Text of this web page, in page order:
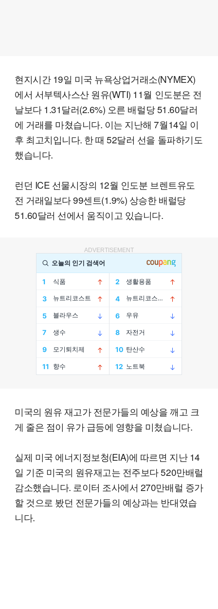
현지시간 19일 미국 뉴욕상업거래소(NYMEX)
에서 서부텍사스산 원유(WTI) 11월 인도분은 전
날보다 1.31달러(2.6%) 오른 배럴당 51.60달러
에 거래를 마쳤습니다. 이는 지난해 7월14일 이
후 최고치입니다. 한 때 52달러 선을 돌파하기도
했습니다.
런던 ICE 선물시장의 12월 인도분 브렌트유도
전 거래일보다 99센트(1.9%) 상승한 배럴당
51.60달러 선에서 움직이고 있습니다.
ADVERTISEMENT
미국의 원유 재고가 전문가들의 예상을 깨고 크
게 줄은 점이 유가 급등에 영향을 미쳤습니다.
실제 미국 에너지정보청(EIA)에 따르면 지난 14
일 기준 미국의 원유재고는 전주보다 520만배럴
감소했습니다. 로이터 조사에서 270만배럴 증가
할 것으로 봤던 전문가들의 예상과는 반대였습
니다.